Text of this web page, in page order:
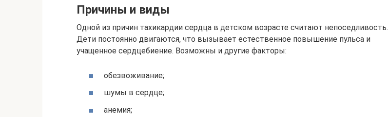
Причины и виды
Одной из причин тахикардии сердца в детском возрасте считают непоседливость.
Дети постоянно двигаются, что вызывает естественное повышение пульса и
учащенное сердцебиение. Возможны и другие факторы:
обезвоживание;
шумы в сердце;
анемия;